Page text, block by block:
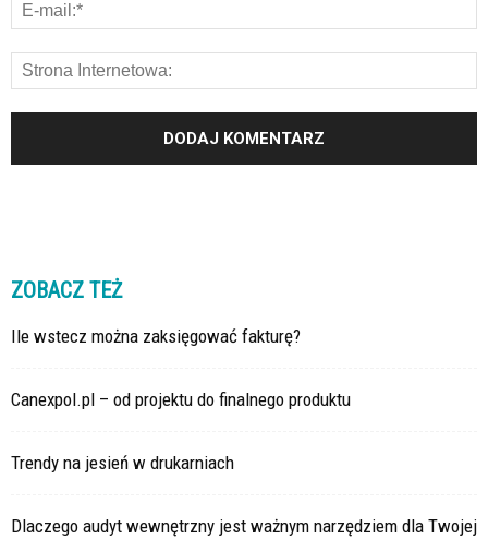
ZOBACZ TEŻ
Ile wstecz można zaksięgować fakturę?
Canexpol.pl – od projektu do finalnego produktu
Trendy na jesień w drukarniach
Dlaczego audyt wewnętrzny jest ważnym narzędziem dla Twojej